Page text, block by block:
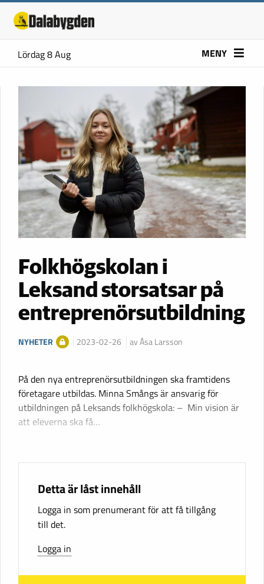
Lördag 8 Aug MENY
Folkhögskolan i
Leksand storsatsar på
entreprenörsutbildning
NYHETER 2023-02-26 av Åsa Larsson
På den nya entreprenörsutbildningen ska framtidens
företagare utbildas. Minna Smångs är ansvarig för
utbildningen på Leksands folkhögskola: – Min vision är
att eleverna ska få…
Detta är låst innehåll
Logga in som prenumerant för att få tillgång
till det.
Logga in